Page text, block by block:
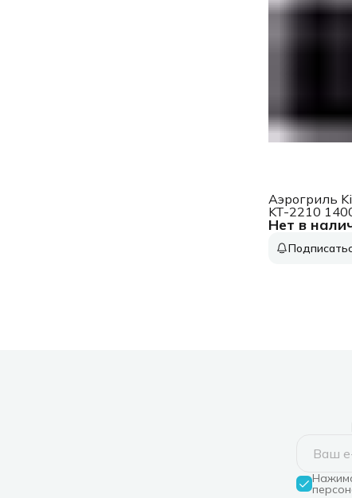
Нет в
Аэрогриль
KT-2210
черный